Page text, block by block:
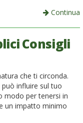
Continua
Consigli
che ti circonda.
influire sul tuo
modo per tenersi in
un impatto minimo